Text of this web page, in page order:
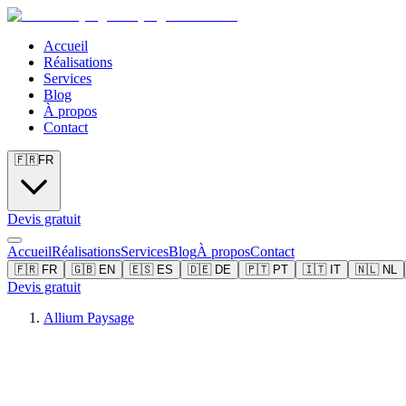
Accueil
Réalisations
Services
Blog
À propos
Contact
🇫🇷FR
Devis gratuit
AccueilRéalisationsServicesBlogÀ proposContact
🇫🇷 FR 🇬🇧 EN 🇪🇸 ES 🇩🇪 DE 🇵🇹 PT 🇮🇹 IT 🇳🇱 NL
Devis gratuit
Allium Paysage